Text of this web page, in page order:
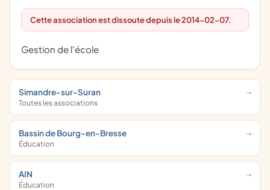
Cette association est dissoute depuis le 2014-02-07.
gestion de l'école
Simandre-sur-Suran
Toutes les associations
Bassin de Bourg-en-Bresse
Éducation
AIN
Éducation